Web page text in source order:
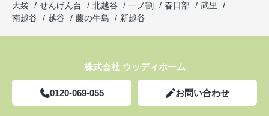
大袋
せんげん台 北越谷 一ノ割 春日部
武里
南越谷
越谷 藤の牛島 新越谷
株式会社 ウッディホーム
0120-069-055 お問い合わせ